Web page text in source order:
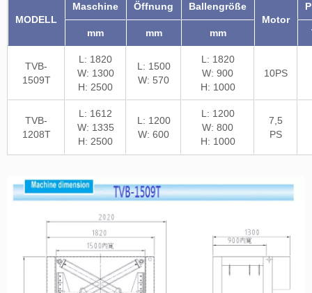
MODELL
Maschine Öffnung
Ballengröße
Motor
mm mm mm
TVB-
1509T
L: 1820
W: 1300
H: 2500
L: 1500
W: 570
L: 1820
W: 900
H: 1000
10PS
TVB-
1208T
L: 1612
W: 1335
H: 2500
L: 1200
W: 600
L: 1200
W: 800
H: 1000
7,5
PS